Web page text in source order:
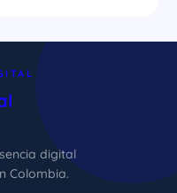
digital
Colombia.